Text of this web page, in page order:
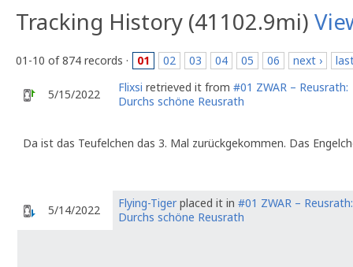
Tracking History (41102.9mi)
01-10 of 874 records · 01 02 03 04 05 06 next ›
5/15/2022 Flixsi retrieved it from #01 ZWAR – Reusrath:
Durchs schöne Reusrath
Da ist das Teufelchen das 3. Mal zurückgekommen. Das
5/14/2022 Flying-Tiger placed it in #01 ZWAR – Reusrath:
Durchs schöne Reusrath